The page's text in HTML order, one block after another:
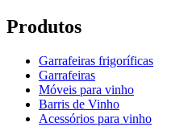
Produtos
Garrafeiras frigoríficas
Garrafeiras
Móveis para vinho
Barris de Vinho
Acessórios para vinho